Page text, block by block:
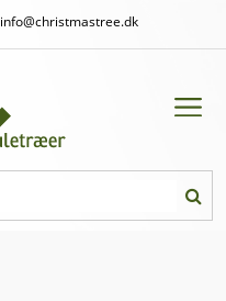
info@christmastree.dk